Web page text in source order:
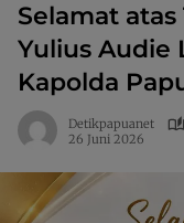
Selamat
Yulius Audie
Kapolda
Detikpapuanet
26 Juni 2026